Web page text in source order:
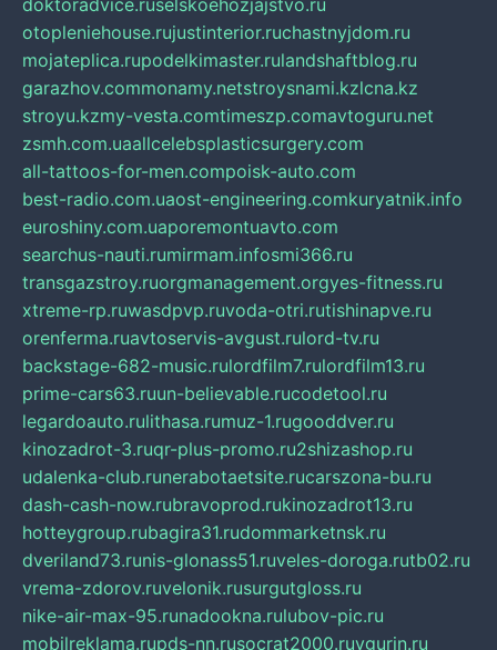
doktoradvice.ruselskoehozjajstvo.ru
otopleniehouse.rujustinterior.ruchastnyjdom.ru
mojateplica.rupodelkimaster.rulandshaftblog.ru
garazhov.commonamy.netstroysnami.kzlcna.kz
stroyu.kzmy-vesta.comtimeszp.comavtoguru.net
zsmh.com.uaallcelebsplasticsurgery.com
all-tattoos-for-men.compoisk-auto.com
best-radio.com.uaost-engineering.comkuryatnik.info
euroshiny.com.uaporemontuavto.com
searchus-nauti.rumirmam.infosmi366.ru
transgazstroy.ruorgmanagement.orgyes-fitness.ru
xtreme-rp.ruwasdpvp.ruvoda-otri.rutishinapve.ru
orenferma.ruavtoservis-avgust.rulord-tv.ru
backstage-682-music.rulordfilm7.rulordfilm13.ru
prime-cars63.ruun-believable.rucodetool.ru
legardoauto.rulithasa.rumuz-1.rugooddver.ru
kinozadrot-3.ruqr-plus-promo.ru2shizashop.ru
udalenka-club.runerabotaetsite.rucarszona-bu.ru
dash-cash-now.rubravoprod.rukinozadrot13.ru
hotteygroup.rubagira31.rudommarketnsk.ru
dveriland73.runis-glonass51.ruveles-doroga.rutb02.ru
vrema-zdorov.ruvelonik.rusurgutgloss.ru
nike-air-max-95.runadookna.rulubov-pic.ru
mobilreklama.rupds-nn.rusocrat2000.ruvgurin.ru